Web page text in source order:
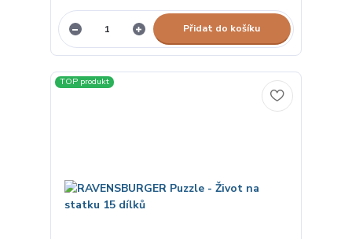
Přidat do košíku
TOP produkt